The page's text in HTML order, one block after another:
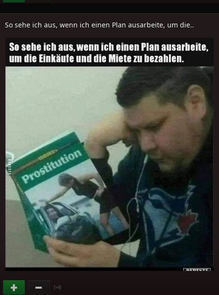
So sehe ich aus, wenn ich einen Plan ausarbeite, um die..
(+8)